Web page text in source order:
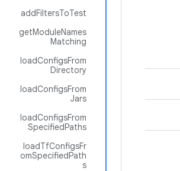
addFiltersToTest
getModuleNames
Matching
loadConfigsFrom
Directory
loadConfigsFrom
Jars
loadConfigsFrom
SpecifiedPaths
loadTfConfigsFr
omSpecifiedPath
s